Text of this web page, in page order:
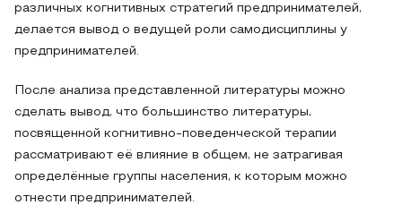
различных когнитивных стратегий предпринимателей,
делается вывод о ведущей роли самодисциплины у
предпринимателей.
После анализа представленной литературы можно
сделать вывод, что большинство литературы,
посвященной когнитивно-поведенческой терапии
рассматривают её влияние в общем, не затрагивая
определённые группы населения, к которым можно
отнести предпринимателей.